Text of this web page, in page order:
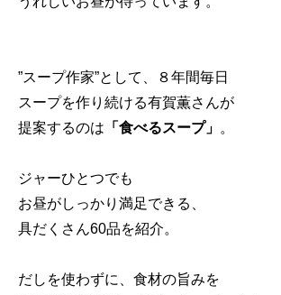
”スープ作家”として、８年間毎日
スープを作り続ける有賀薫さんが
提案するのは 「食べるスープ」 。
ジャーひとつでも
お昼がしっかり満足できる、
具だくさん60品を紹介。
だしを使わずに、食材の旨みを